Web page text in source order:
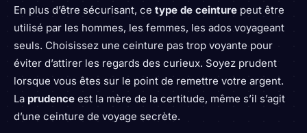
En plus d’être sécurisant, ce type de ceinture peut être
utilisé par les hommes, les femmes, les ados voyageant
seuls. Choisissez une ceinture pas trop voyante pour
éviter d’attirer les regards des curieux. Soyez prudent
lorsque vous êtes sur le point de remettre votre argent.
La prudence est la mère de la certitude, même s’il s’agit
d’une ceinture de voyage secrète.